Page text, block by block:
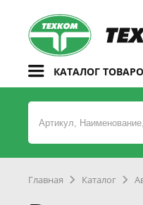
КАТАЛОГ
Главная Каталог